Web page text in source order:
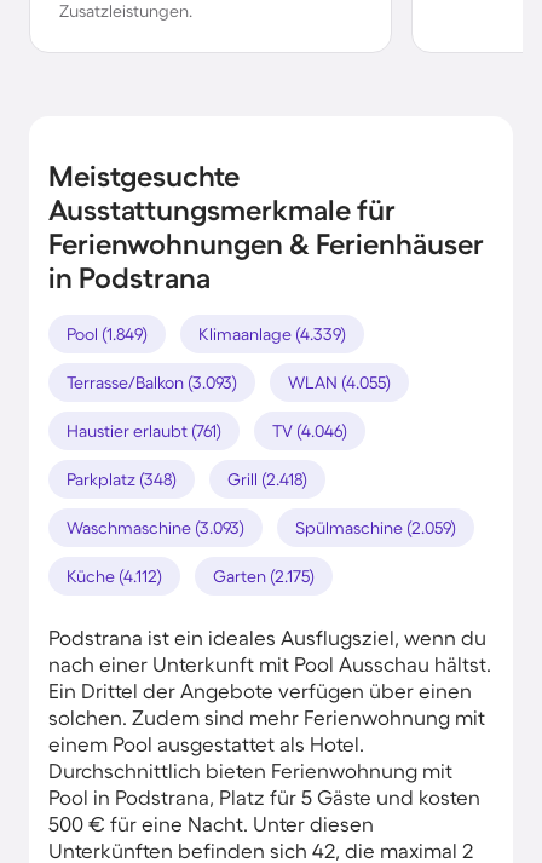
Zusatzleistungen.
Meistgesuchte
Ausstattungsmerkmale für
Ferienwohnungen & Ferienhäuser
in Podstrana
Pool (1.849) Klimaanlage (4.339)
Terrasse/Balkon (3.093) WLAN (4.055)
Haustier erlaubt (761) TV (4.046)
Parkplatz (348) Grill (2.418)
Waschmaschine (3.093) Spülmaschine (2.059)
Küche (4.112) Garten (2.175)
Podstrana ist ein ideales Ausflugsziel, wenn du
nach einer Unterkunft mit Pool Ausschau hältst.
Ein Drittel der Angebote verfügen über einen
solchen. Zudem sind mehr Ferienwohnung mit
einem Pool ausgestattet als Hotel.
Durchschnittlich bieten Ferienwohnung mit
Pool in Podstrana, Platz für 5 Gäste und kosten
500 € für eine Nacht. Unter diesen
Unterkünften befinden sich 42, die maximal 2